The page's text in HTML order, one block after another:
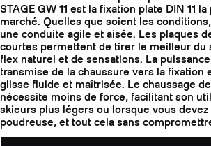
STAGE GW 11 est la fixation plate DIN 11
marché. Quelles que soient les
une conduite agile et aisée. Les plaques
courtes permettent de tirer le meilleur du
flex naturel et de sensations. La
transmise de la chaussure vers la fixation
glisse fluide et maîtrisée. Le chaussage de
nécessite moins de force, facilitant son
skieurs plus légers ou lorsque vous devez
poudreuse, et tout cela sans